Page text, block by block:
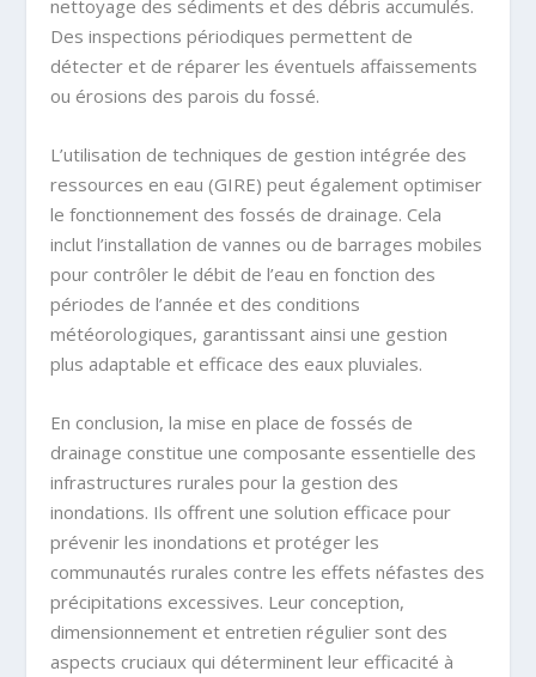
nettoyage des sédiments et des débris accumulés.
Des inspections périodiques permettent de
détecter et de réparer les éventuels affaissements
ou érosions des parois du fossé.
L’utilisation de techniques de gestion intégrée des
ressources en eau (GIRE) peut également optimiser
le fonctionnement des fossés de drainage. Cela
inclut l’installation de vannes ou de barrages mobiles
pour contrôler le débit de l’eau en fonction des
périodes de l’année et des conditions
météorologiques, garantissant ainsi une gestion
plus adaptable et efficace des eaux pluviales.
En conclusion, la mise en place de fossés de
drainage constitue une composante essentielle des
infrastructures rurales pour la gestion des
inondations. Ils offrent une solution efficace pour
prévenir les inondations et protéger les
communautés rurales contre les effets néfastes des
précipitations excessives. Leur conception,
dimensionnement et entretien régulier sont des
aspects cruciaux qui déterminent leur efficacité à